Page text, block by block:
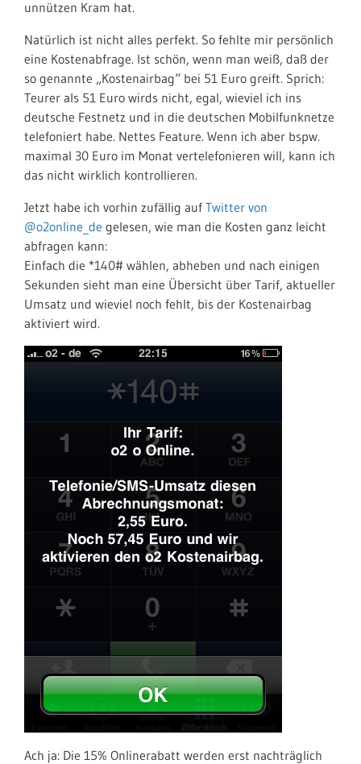
unnützen Kram hat.
Natürlich ist nicht alles perfekt. So fehlte mir persönlich
eine Kostenabfrage. Ist schön, wenn man weiß, daß der
so genannte „Kostenairbag“ bei 51 Euro greift. Sprich:
Teurer als 51 Euro wirds nicht, egal, wieviel ich ins
deutsche Festnetz und in die deutschen Mobilfunknetze
telefoniert habe. Nettes Feature. Wenn ich aber bspw.
maximal 30 Euro im Monat vertelefonieren will, kann ich
das nicht wirklich kontrollieren.
Jetzt habe ich vorhin zufällig auf Twitter von
@o2online_de gelesen, wie man die Kosten ganz leicht
abfragen kann:
Einfach die *140# wählen, abheben und nach einigen
Sekunden sieht man eine Übersicht über Tarif, aktueller
Umsatz und wieviel noch fehlt, bis der Kostenairbag
aktiviert wird.
Ach ja: Die 15% Onlinerabatt werden erst nachträglich